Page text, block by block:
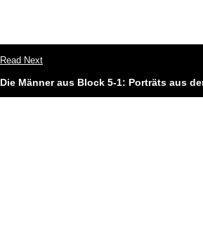
Read Next
Die Männer aus Block 5-1: Porträts aus